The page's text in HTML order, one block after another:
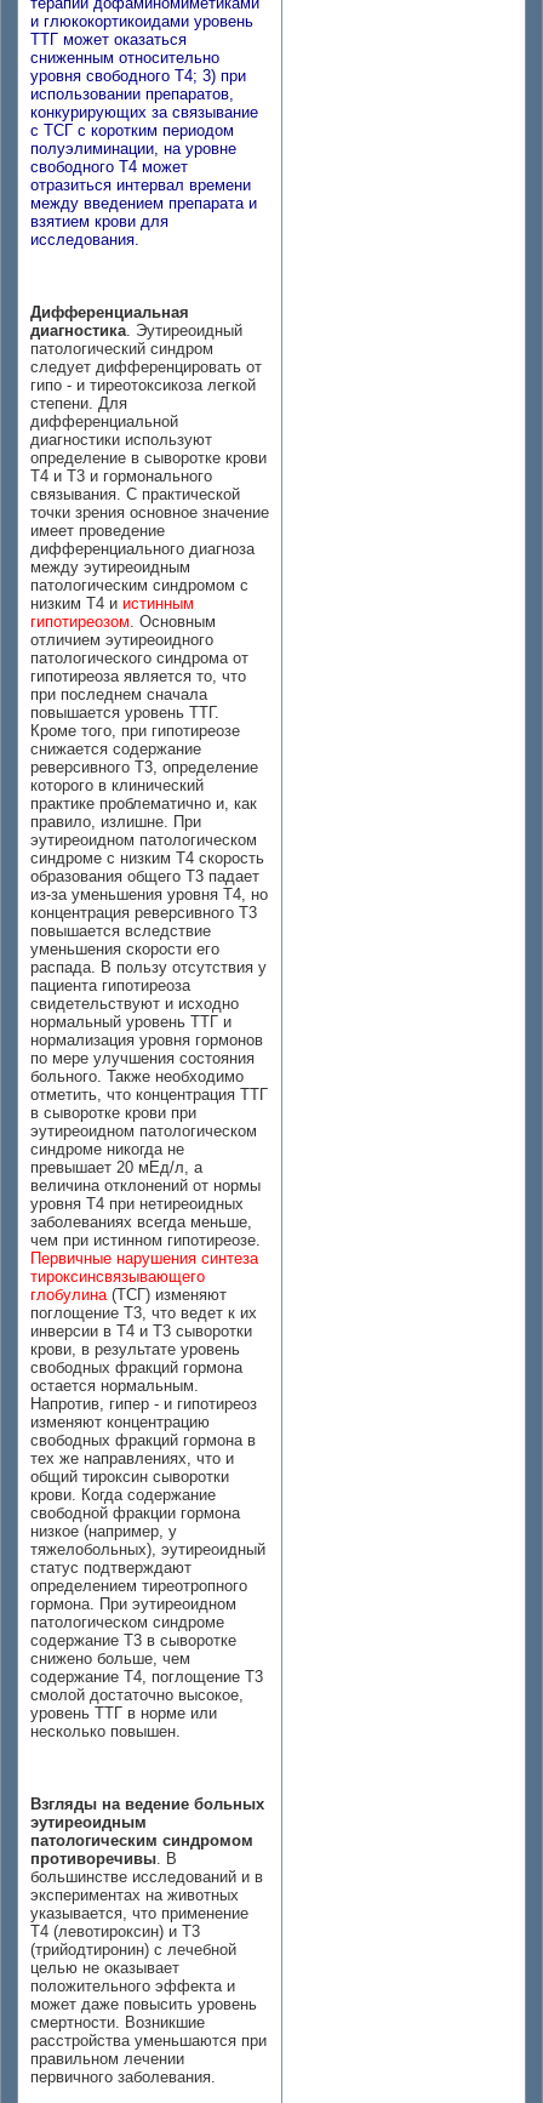
и глюкокортикоидами уровень
ТТГ может оказаться
сниженным относительно
уровня свободного Т4; 3) при
использовании препаратов,
конкурирующих за связывание
с ТСГ с коротким периодом
полуэлиминации, на уровне
свободного Т4 может
отразиться интервал времени
между введением препарата и
взятием крови для
исследования.
Дифференциальная
диагностика. Эутиреоидный
патологический синдром
следует дифференцировать от
гипо - и тиреотоксикоза легкой
степени. Для
дифференциальной
диагностики используют
определение в сыворотке крови
Т4 и Т3 и гормонального
связывания. С практической
точки зрения основное значение
имеет проведение
дифференциального диагноза
между эутиреоидным
патологическим синдромом с
низким Т4 и истинным
гипотиреозом. Основным
отличием эутиреоидного
патологического синдрома от
гипотиреоза является то, что
при последнем сначала
повышается уровень ТТГ.
Кроме того, при гипотиреозе
снижается содержание
реверсивного Т3, определение
которого в клинический
практике проблематично и, как
правило, излишне. При
эутиреоидном патологическом
синдроме с низким Т4 скорость
образования общего Т3 падает
из-за уменьшения уровня Т4, но
концентрация реверсивного Т3
повышается вследствие
уменьшения скорости его
распада. В пользу отсутствия у
пациента гипотиреоза
свидетельствуют и исходно
нормальный уровень ТТГ и
нормализация уровня гормонов
по мере улучшения состояния
больного. Также необходимо
отметить, что концентрация ТТГ
в сыворотке крови при
эутиреоидном патологическом
синдроме никогда не
превышает 20 мЕд/л, а
величина отклонений от нормы
уровня Т4 при нетиреоидных
заболеваниях всегда меньше,
чем при истинном гипотиреозе.
Первичные нарушения синтеза
тироксинсвязывающего
глобулина(ТСГ) изменяют
поглощение Т3, что ведет к их
инверсии в Т4 и Т3 сыворотки
крови, в результате уровень
свободных фракций гормона
остается нормальным.
Напротив, гипер - и гипотиреоз
изменяют концентрацию
свободных фракций гормона в
тех же направлениях, что и
общий тироксин сыворотки
крови. Когда содержание
свободной фракции гормона
низкое (например, у
тяжелобольных), эутиреоидный
статус подтверждают
определением тиреотропного
гормона. При эутиреоидном
патологическом синдроме
содержание T3 в сыворотке
снижено больше, чем
содержание T4, поглощение T3
смолой достаточно высокое,
уровень ТТГ в норме или
несколько повышен.
Взгляды на ведение больных
эутиреоидным
патологическим синдромом
противоречивы. В
большинстве исследований и в
экспериментах на животных
указывается, что применение
T4 (левотироксин) и T3
(трийодтиронин) с лечебной
целью не оказывает
положительного эффекта и
может даже повысить уровень
смертности. Возникшие
расстройства уменьшаются при
правильном лечении
первичного заболевания.